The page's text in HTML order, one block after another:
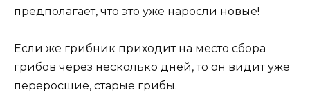
предполагает, что это уже наросли новые!
Если же грибник приходит на место сбора
грибов через несколько дней, то он видит уже
переросшие, старые грибы.